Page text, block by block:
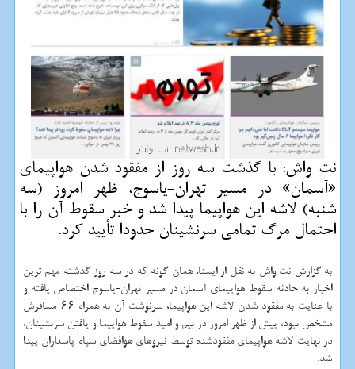
نت واش: با گذشت سه روز از مفقود شدن هواپیمای
«آسمان» در مسیر تهران-یاسوج، ظهر امروز (سه
شنبه) لاشه این هواپیما پیدا شد و خبر سقوط آن را با
احتمال مرگ تمامی سرنشینان حدودا تأیید كرد.
به گزارش نت واش به نقل از ایسنا، همان گونه كه در سه روز گذشته مهم ترین
اخبار به حادثه سقوط هواپیمای آسمان در مسیر تهران-یاسوج اختصاص یافته و
با عنایت به مفقود شدن لاشه این هواپیما، سرنوشت آن به همراه ۶۶ مسافرش
مشخص نبود، پیش از ظهر امروز در بیم و امید سقوط هواپیما و یافتن سرنشینان،
در نهایت لاشه هواپیمای مفقودشده توسط نیروهای هوافضای سپاه پاسداران پیدا
شد.